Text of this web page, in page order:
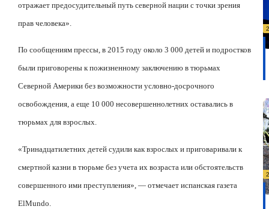
отражает предосудительный путь северной нации с точки зрения
прав человека».
По сообщениям прессы, в 2015 году около 3 000 детей и подростков
были приговорены к пожизненному заключению в тюрьмах
Северной Америки без возможности условно-досрочного
освобождения, а еще 10 000 несовершеннолетних оставались в
тюрьмах для взрослых.
«Тринадцатилетних детей судили как взрослых и приговаривали к
смертной казни в тюрьме без учета их возраста или обстоятельств
совершенного ими преступления», — отмечает испанская газета
ElMundo